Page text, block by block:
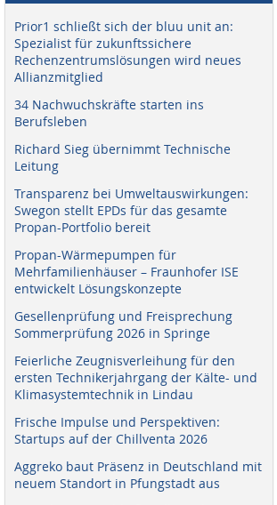
Bild: Emerson
Prior1 schließt sich der bluu unit an:
Spezialist für zukunftssichere
Rechenzentrumslösungen wird neues
Allianzmitglied
34 Nachwuchskräfte starten ins
Berufsleben
Richard Sieg übernimmt Technische
Leitung
Transparenz bei Umweltauswirkungen:
Swegon stellt EPDs für das gesamte
Propan-Portfolio bereit
Propan-Wärmepumpen für
Mehrfamilienhäuser – Fraunhofer ISE
entwickelt Lösungskonzepte
Gesellenprüfung und Freisprechung
Sommerprüfung 2026 in Springe
Feierliche Zeugnisverleihung für den
ersten Technikerjahrgang der Kälte- und
Klimasystemtechnik in Lindau
Frische Impulse und Perspektiven:
Startups auf der Chillventa 2026
Aggreko baut Präsenz in Deutschland mit
neuem Standort in Pfungstadt aus